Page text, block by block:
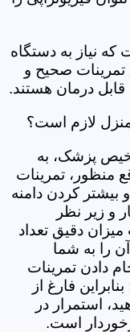
نیاز به دستگاه
صحیح و
درمان هستند.
منزل لازم است؟
پزشک، به
منظور، تمرینات
کردن دامنه
و زیر نظر
دقیق تعداد
را به شما
دادن تمرینات
فارغ از
استمرار در
است.